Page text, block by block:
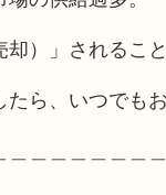
）」されるこ
ら、いつでも